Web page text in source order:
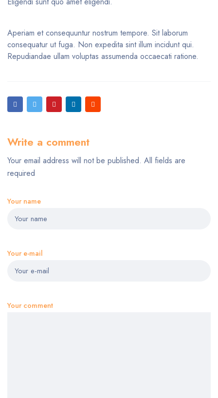
Aperiam et consequuntur nostrum tempore. Sit laborum
consequatur ut fuga. Non expedita sint illum incidunt qui.
Repudiandae ullam voluptas assumenda occaecati ratione.
Write a comment
Your email address will not be published. All fields are
required
Your name
Your e-mail
Your comment